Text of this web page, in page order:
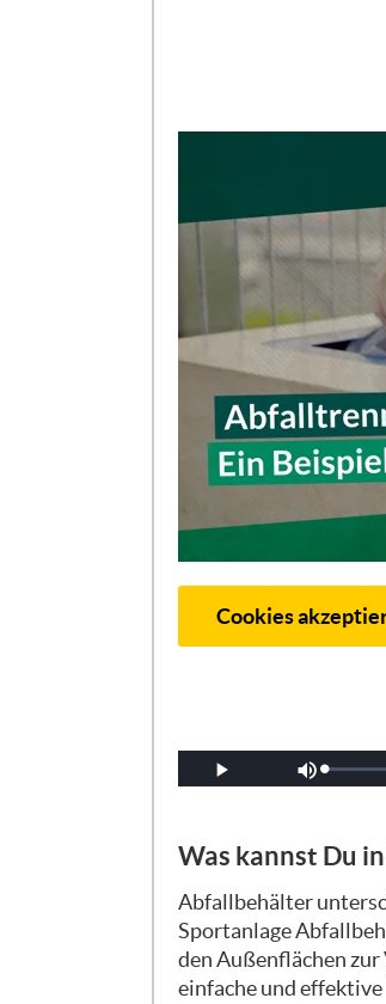
Cookies
WiedergabeTon aus
Geladen:
0%
Was kannst Du
Abfallbehälter
Sportanlage
den Außenflächen
einfache und